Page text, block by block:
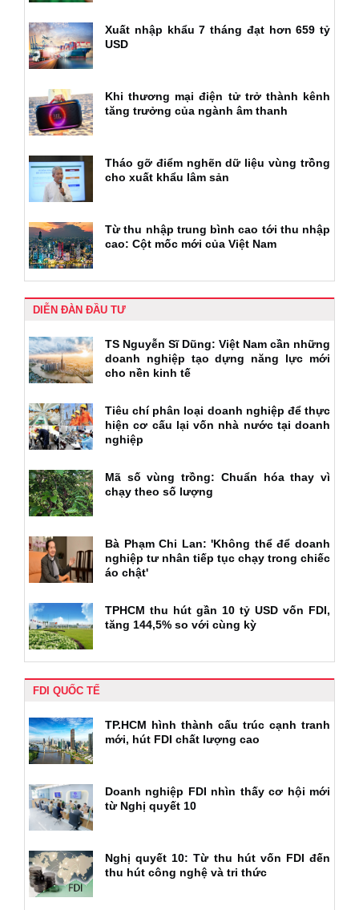
Xuất nhập khẩu 7 tháng đạt hơn 659 tỷ
USD
Khi thương mại điện tử trở thành kênh
tăng trưởng của ngành âm thanh
Tháo gỡ điểm nghẽn dữ liệu vùng trồng
cho xuất khẩu lâm sản
Từ thu nhập trung bình cao tới thu nhập
cao: Cột mốc mới của Việt Nam
DIỄN ĐÀN ĐẦU TƯ
TS Nguyễn Sĩ Dũng: Việt Nam cần những
doanh nghiệp tạo dựng năng lực mới
cho nền kinh tế
Tiêu chí phân loại doanh nghiệp để thực
hiện cơ cấu lại vốn nhà nước tại doanh
nghiệp
Mã số vùng trồng: Chuẩn hóa thay vì
chạy theo số lượng
Bà Phạm Chi Lan: 'Không thể để doanh
nghiệp tư nhân tiếp tục chạy trong chiếc
áo chật'
TPHCM thu hút gần 10 tỷ USD vốn FDI,
tăng 144,5% so với cùng kỳ
FDI QUỐC TẾ
TP.HCM hình thành cấu trúc cạnh tranh
mới, hút FDI chất lượng cao
Doanh nghiệp FDI nhìn thấy cơ hội mới
từ Nghị quyết 10
Nghị quyết 10: Từ thu hút vốn FDI đến
thu hút công nghệ và tri thức